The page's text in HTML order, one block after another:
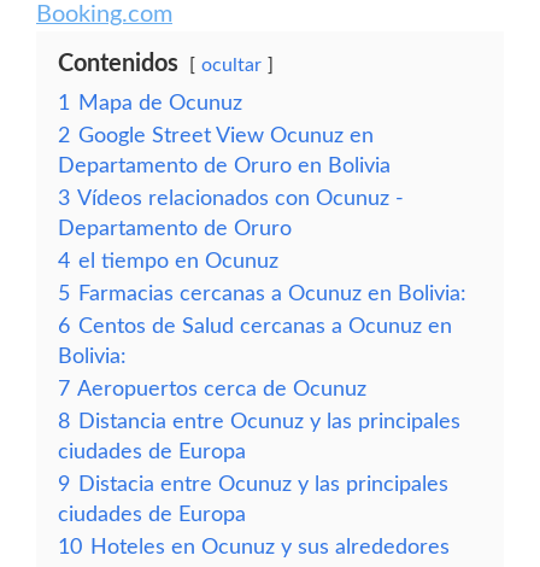
Booking.com
Contenidos ocultar
1
Mapa de Ocunuz
2 Google Street View Ocunuz en
Departamento de Oruro en Bolivia
3 Vídeos relacionados con Ocunuz -
Departamento de Oruro
4 el tiempo en Ocunuz
5 Farmacias cercanas a Ocunuz en Bolivia:
6 Centos de Salud cercanas a Ocunuz en
Bolivia:
7 Aeropuertos cerca de Ocunuz
8 Distancia entre Ocunuz y las principales
ciudades de Europa
9 Distacia entre Ocunuz y las principales
ciudades de Europa
10 Hoteles en Ocunuz y sus alrededores